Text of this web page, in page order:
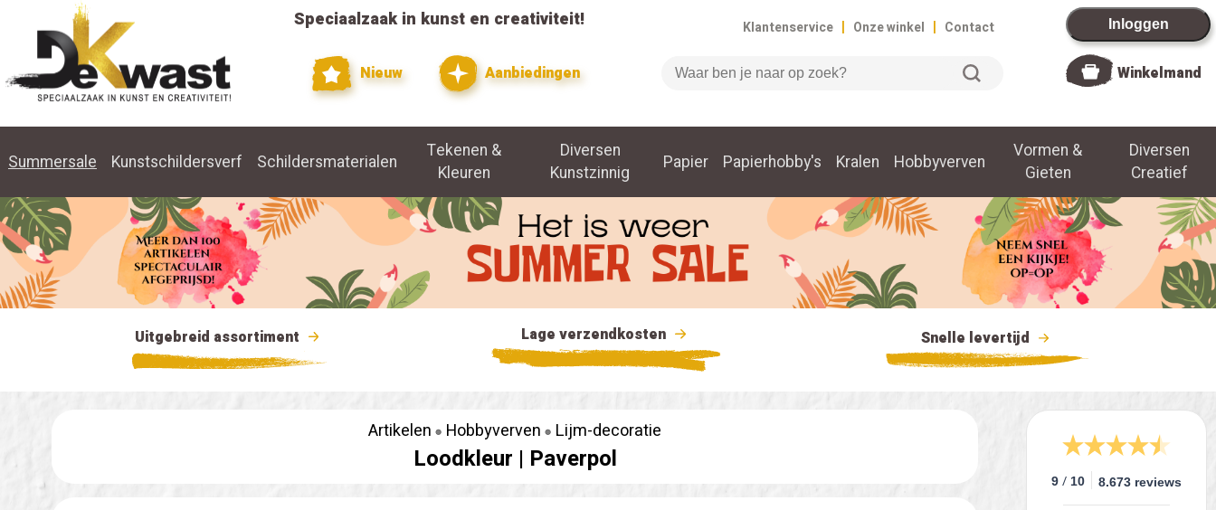
Speciaalzaak in kunst en creativiteit!
Nieuw Aanbiedingen
Klantenservice | Onze winkel | Contact
Zoeken
Inloggen
Winkelmand
Summersale Kunstschildersverf Schildersmaterialen
Tekenen &
Kleuren
Diversen
Kunstzinnig
Papier Papierhobby's Kralen Hobbyverven
Vormen &
Gieten
Diversen
Creatief
Uitgebreid assortiment Lage verzendkosten Snelle levertijd
9 / 10 8.673 reviews
Artikelen Hobbyverven Lijm-decoratie
Loodkleur | Paverpol